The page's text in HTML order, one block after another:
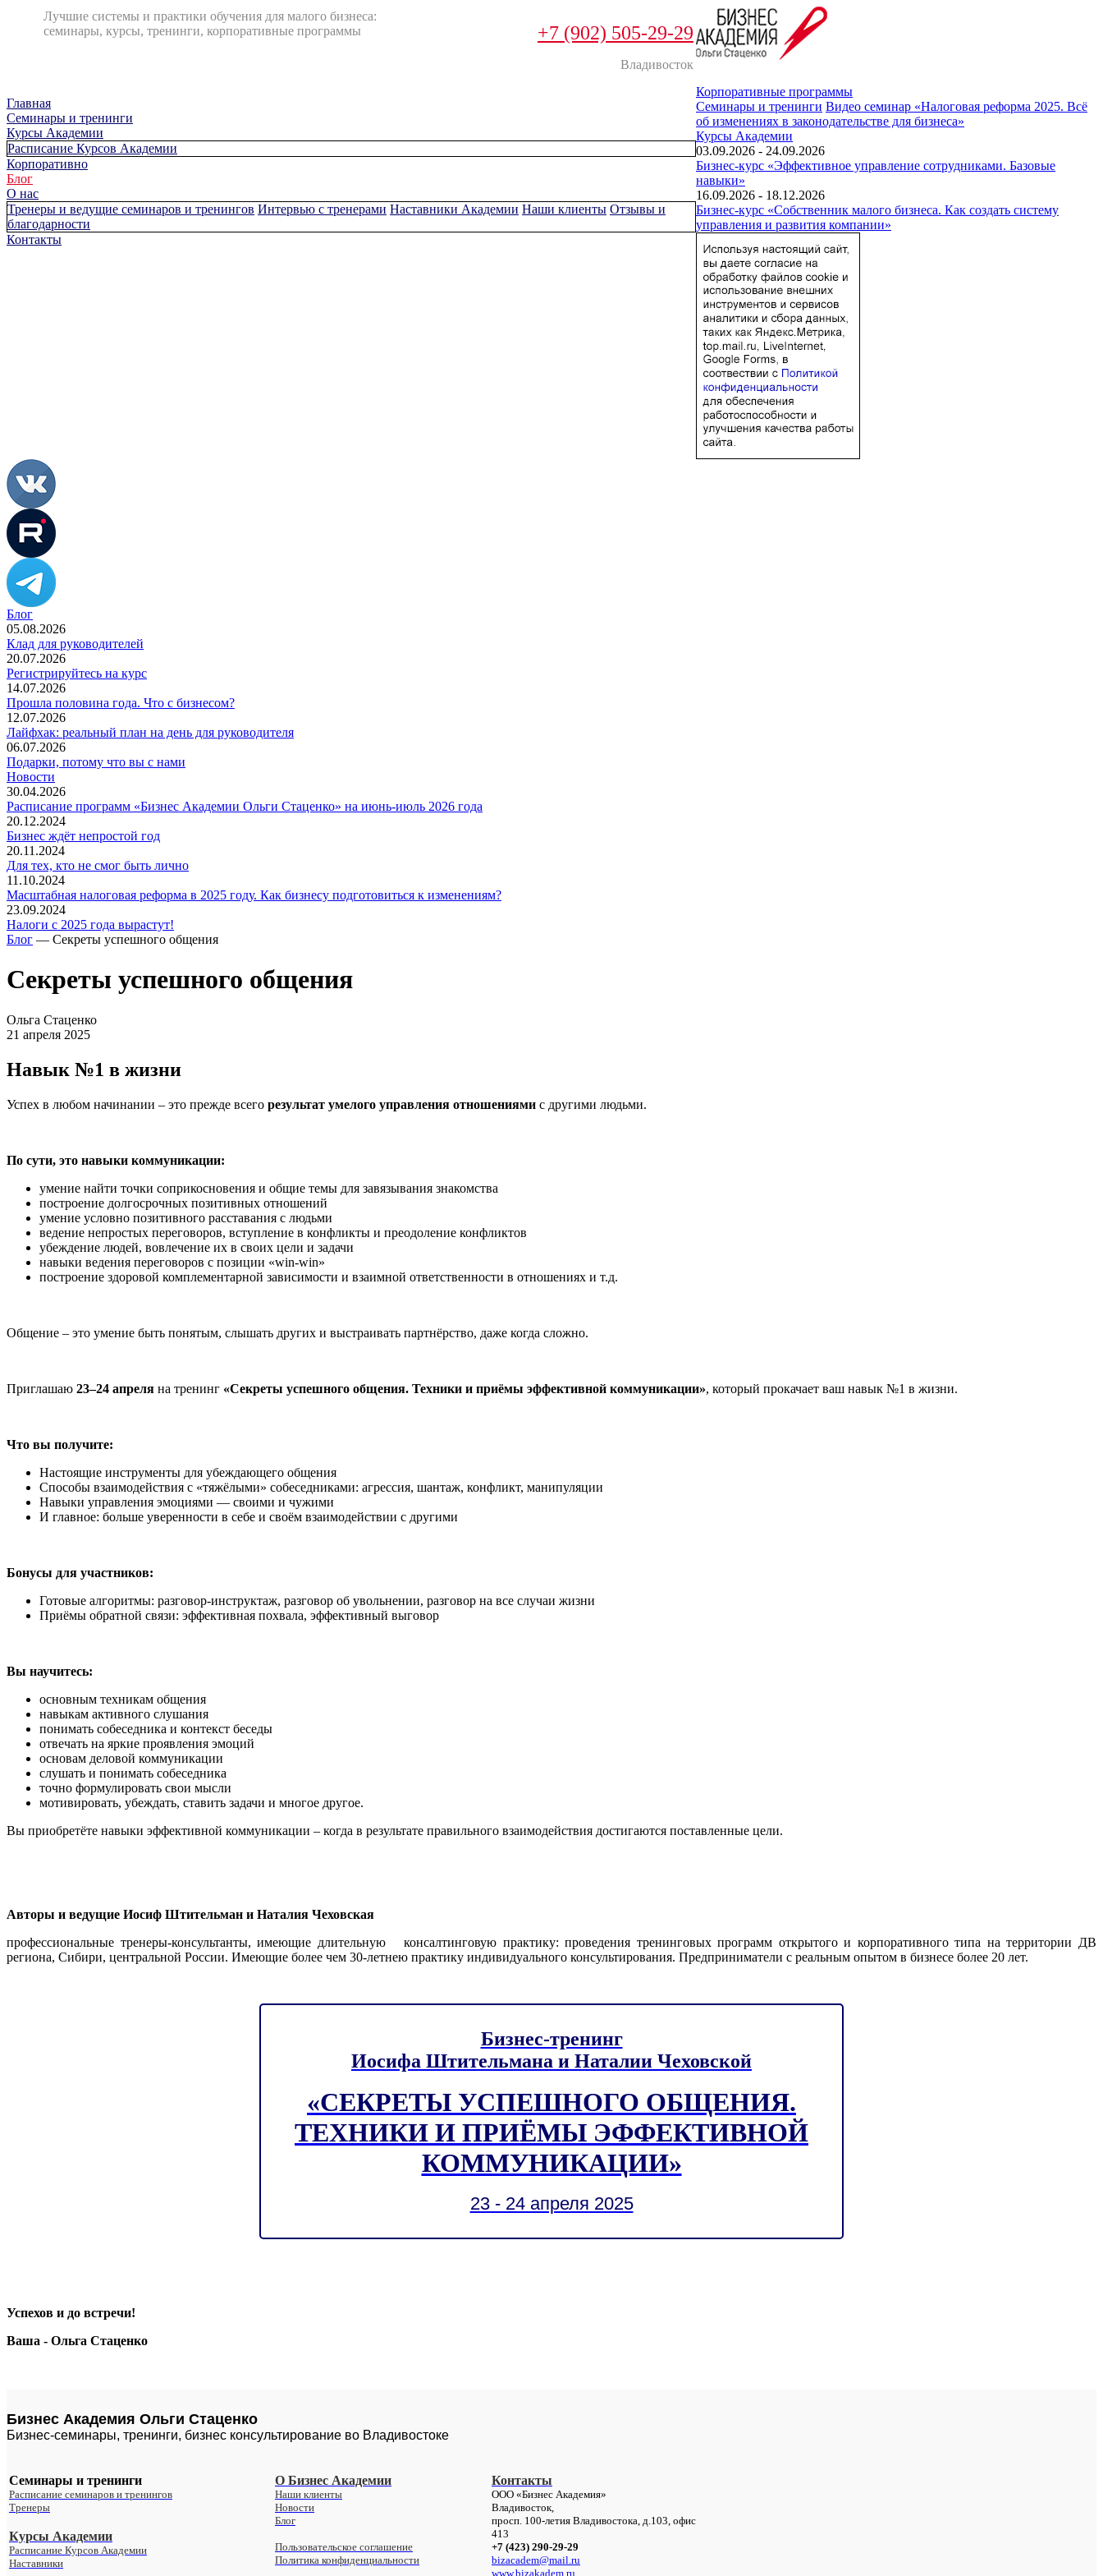
Лучшие системы и практики обучения для малого бизнеса:
семинары, курсы, тренинги, корпоративные программы
+7 (902) 505-29-29
Владивосток
Главная
Cеминары и тренинги
Курсы Академии
Расписание Курсов Академии
Корпоративно
Блог
О нас
Тренеры и ведущие семинаров и тренингов Интервью с тренерами Наставники Академии Наши клиенты Отзывы и
благодарности
Контакты
Корпоративные программы
Cеминары и тренинги Видео семинар «Налоговая реформа 2025. Всё
об изменениях в законодательстве для бизнеса»
Курсы Академии
03.09.2026 - 24.09.2026
Бизнес-курс «Эффективное управление сотрудниками. Базовые
навыки»
16.09.2026 - 18.12.2026
Бизнес-курс «Собственник малого бизнеса. Как создать систему
управления и развития компании»
Блог
05.08.2026
Клад для руководителей
20.07.2026
Регистрируйтесь на курс
14.07.2026
Прошла половина года. Что с бизнесом?
12.07.2026
Лайфхак: реальный план на день для руководителя
06.07.2026
Подарки, потому что вы с нами
Новости
30.04.2026
Расписание программ «Бизнес Академии Ольги Стаценко» на июнь-июль 2026 года
20.12.2024
Бизнес ждёт непростой год
20.11.2024
Для тех, кто не смог быть лично
11.10.2024
Масштабная налоговая реформа в 2025 году. Как бизнесу подготовиться к изменениям?
23.09.2024
Налоги с 2025 года вырастут!
Блог — Секреты успешного общения
Секреты успешного общения
Ольга Стаценко
21 апреля 2025
Навык №1 в жизни
Успех в любом начинании – это прежде всего результат умелого управления отношениями с другими людьми.
По сути, это навыки коммуникации:
умение найти точки соприкосновения и общие темы для завязывания знакомства
построение долгосрочных позитивных отношений
умение условно позитивного расставания с людьми
ведение непростых переговоров, вступление в конфликты и преодоление конфликтов
убеждение людей, вовлечение их в своих цели и задачи
навыки ведения переговоров с позиции «win-win»
построение здоровой комплементарной зависимости и взаимной ответственности в отношениях и т.д.
Общение – это умение быть понятым, слышать других и выстраивать партнёрство, даже когда сложно.
Приглашаю 23–24 апреля на тренинг «Секреты успешного общения. Техники и приёмы эффективной коммуникации», который прокачает ваш навык №1 в жизни.
Что вы получите:
Настоящие инструменты для убеждающего общения
Способы взаимодействия с «тяжёлыми» собеседниками: агрессия, шантаж, конфликт, манипуляции
Навыки управления эмоциями — своими и чужими
И главное: больше уверенности в себе и своём взаимодействии с другими
Бонусы для участников:
Готовые алгоритмы: разговор-инструктаж, разговор об увольнении, разговор на все случаи жизни
Приёмы обратной связи: эффективная похвала, эффективный выговор
Вы научитесь:
основным техникам общения
навыкам активного слушания
понимать собеседника и контекст беседы
отвечать на яркие проявления эмоций
основам деловой коммуникации
слушать и понимать собеседника
точно формулировать свои мысли
мотивировать, убеждать, ставить задачи и многое другое.
Вы приобретёте навыки эффективной коммуникации – когда в результате правильного взаимодействия достигаются поставленные цели.
Авторы и ведущие Иосиф Штительман и Наталия Чеховская
профессиональные тренеры-консультанты, имеющие длительную консалтинговую практику: проведения тренинговых программ открытого и корпоративного типа на территории ДВ
региона, Сибири, центральной России. Имеющие более чем 30-летнею практику индивидуального консультирования. Предприниматели с реальным опытом в бизнесе более 20 лет.
Бизнес-тренинг
Иосифа Штительмана и Наталии Чеховской
«СЕКРЕТЫ УСПЕШНОГО ОБЩЕНИЯ.
ТЕХНИКИ И ПРИЁМЫ ЭФФЕКТИВНОЙ
КОММУНИКАЦИИ»
23 - 24 апреля 2025
Успехов и до встречи!
Ваша - Ольга Стаценко
Бизнес Академия Ольги Стаценко
Бизнес-семинары, тренинги, бизнес консультирование во Владивостоке
Семинары и тренинги
Расписание семинаров и тренингов
Тренеры
Курсы Академии
Расписание Курсов Академии
Наставники
О Бизнес Академии
Наши клиенты
Новости
Блог
Пользовательское соглашение
Политика конфиденциальности
Контакты
ООО «Бизнес Академия»
Владивосток,
просп. 100-летия Владивостока, д.103, офис
413
+7 (423) 290-29-29
bizacadem@mail.ru
www.bizakadem.ru